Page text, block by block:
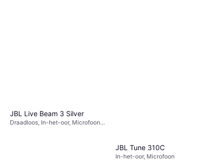
JBL Live Beam 3 Silver
Draadloos, In-het-oor, Microfoon,
JBL Tune 310C
In-het-oor, Microfoon